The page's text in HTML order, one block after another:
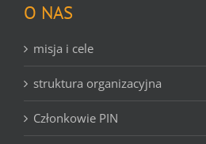
O NAS
misja i cele
struktura organizacyjna
Członkowie PIN